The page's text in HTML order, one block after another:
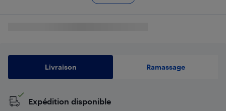
Livraison Ramassage
Expédition disponible